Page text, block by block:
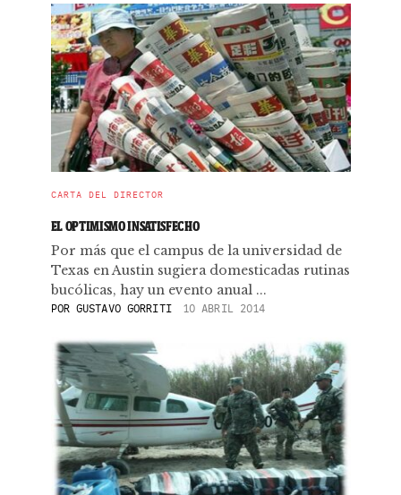
CARTA DEL DIRECTOR
EL OPTIMISMO INSATISFECHO
Por más que el campus de la universidad de
Texas en Austin sugiera domesticadas rutinas
bucólicas, hay un evento anual ...
POR GUSTAVO GORRITI 10 ABRIL 2014